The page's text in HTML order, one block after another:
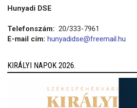
Hunyadi DSE
Telefonszám: 20/333-7961
E-mail cím: hunyadidse@freemail.hu
KIRÁLYI NAPOK 2026.